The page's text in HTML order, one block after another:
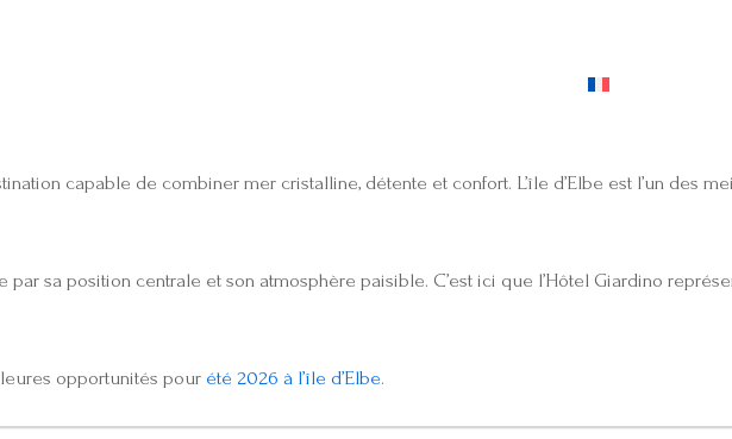
capable de combiner mer cristalline, détente et confort. L’île d’Elbe est l’un des
sa position centrale et son atmosphère paisible. C’est ici que l’Hôtel Giardino
opportunités pour été 2026 à l’île d’Elbe.